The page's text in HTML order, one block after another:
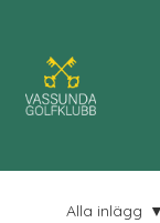
Alla inlägg